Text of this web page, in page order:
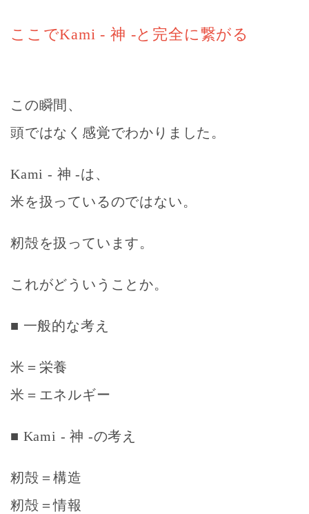
ここでKami - 神 -と完全に繋がる
この瞬間、
頭ではなく感覚でわかりました。
Kami - 神 -は、
米を扱っているのではない。
籾殻を扱っています。
これがどういうことか。
■ 一般的な考え
米＝栄養
米＝エネルギー
■ Kami - 神 -の考え
籾殻＝構造
籾殻＝情報